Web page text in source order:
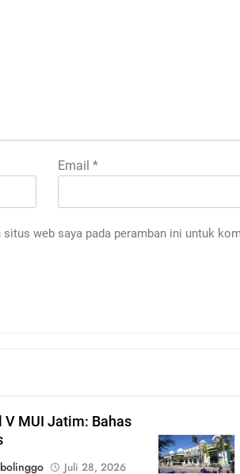
Email *
situs web saya pada peramban ini untuk
V MUI Jatim: Bahas
Juli 28, 2026